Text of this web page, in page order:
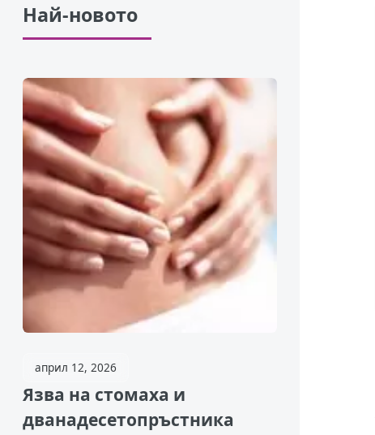
Най-новото
април 12, 2026
Язва на стомаха и
дванадесетопръстника